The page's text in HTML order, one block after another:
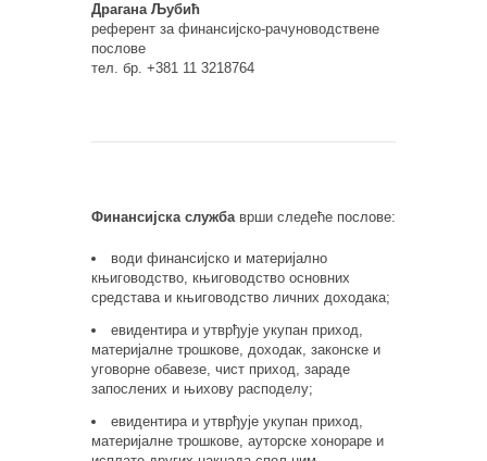
Драгана Љубић
референт за финансијско-рачуноводствене
послове
тел. бр. +381 11 3218764
Финансијска службаврши следеће послове:
води финансијско и материјално
књиговодство, књиговодство основних
средстава и књиговодство личних доходака;
евидентира и утврђује укупан приход,
материјалне трошкове, доходак, законске и
уговорне обавезе, чист приход, зараде
запослених и њихову расподелу;
евидентира и утврђује укупан приход,
материјалне трошкове, ауторске хонораре и